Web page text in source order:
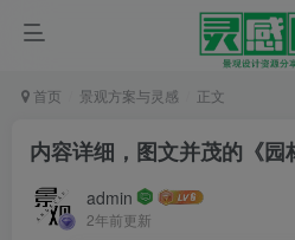
首页 景观方案与灵感 正文
内容详细，图文并茂的《
admin
2年前更新